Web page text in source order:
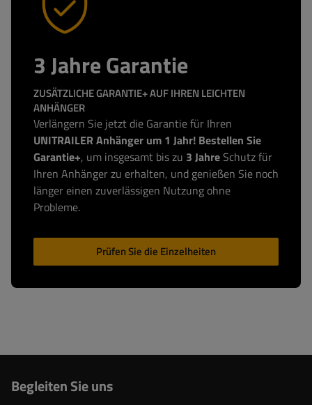
3 Jahre Garantie
ZUSÄTZLICHE GARANTIE+ AUF IHREN LEICHTEN
ANHÄNGER
Verlängern Sie jetzt die Garantie für Ihren
UNITRAILER Anhänger um 1 Jahr! Bestellen Sie
Garantie+, um insgesamt bis zu 3 Jahre Schutz für
Ihren Anhänger zu erhalten, und genießen Sie noch
länger einen zuverlässigen Nutzung ohne
Probleme.
Prüfen Sie die Einzelheiten
Begleiten Sie uns